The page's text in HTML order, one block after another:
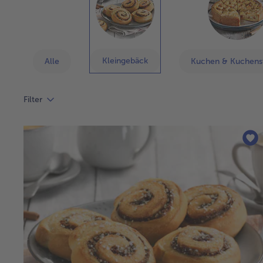
Alle Kleingebäck Kuchen &
Filter